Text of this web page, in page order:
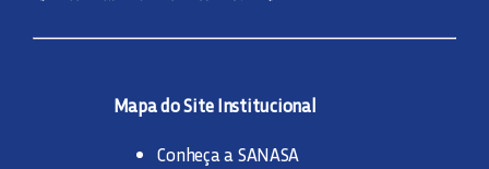
Mapa do Site Institucional
Conheça a SANASA